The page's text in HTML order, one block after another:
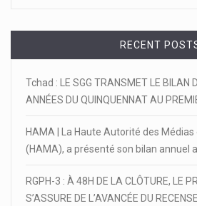
RECENT
Tchad : LE SGG TRANSMET LE BILAN
ANNÉES DU QUINQUENNAT AU
HAMA | La Haute Autorité des Médias
(HAMA), a présenté son bilan annuel
RGPH-3 : À 48H DE LA CLÔTURE, LE
S’ASSURE DE L’AVANCÉE DU